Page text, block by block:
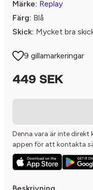
Märke: Replay
Färg: Blå
Skick: Mycket bra
9 gillamarkeringar
449 SEK
Denna vara är inte
appen för att kontakta